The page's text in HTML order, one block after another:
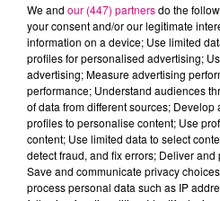
JULIETTE ARMANET
Le Dernier Jour Du
Disco
ARIANA
Hate That I
You
L'HOROSCOPE
We and our (447) partnersdo the
your consent and/or our legitimate
information on a device; Use limited
profiles for personalised advertising;
advertising; Measure advertising
performance; Understand audiences
of data from different sources;
profiles to personalise content; Use
content; Use limited data to select
detect fraud, and fix errors; Deliver
Save and communicate privacy
process personal data such as IP